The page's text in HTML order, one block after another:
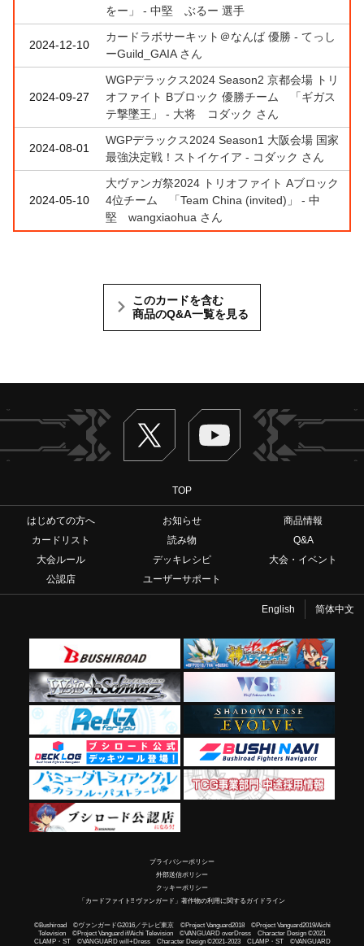
をー」 - 中堅 ぶるー 選手
2024-12-10
カードラボサーキット＠なんば 優勝 - てっし
ーGuild_GAIA さん
2024-09-27
WGPデラックス2024 Season2 京都会場 トリ
オファイト Bブロック 優勝チーム 「ギガス
テ撃墜王」 - 大将 コダック さん
2024-08-01
WGPデラックス2024 Season1 大阪会場 国家
最強決定戦！ストイケイア - コダック さん
2024-05-10
大ヴァンガ祭2024 トリオファイト Aブロック
4位チーム 「Team China (invited)」 - 中
堅 wangxiaohua さん
このカードを含む
商品のQ&A一覧を見る
Twitter ヴァンガードch
TOP
はじめての方へ お知らせ
商品情報
カードリスト
読み物
Q&A
大会ルール
デッキレシピ
大会・イベント
公認店
ユーザーサポート
English 简体中文
プライバシーポリシー
外部送信ポリシー
クッキーポリシー
「カードファイト!! ヴァンガード」著作物の利用に関するガイドライン
©Bushiroad ©ヴァンガードG2016／テレビ東京 ©Project Vanguard2018 ©Project Vanguard2019/Aichi
Television ©Project Vanguard if/Aichi Television ©VANGUARD overDress Character Design ©2021
CLAMP・ST ©VANGUARD will+Dress Character Design ©2021-2023 CLAMP・ST ©VANGUARD